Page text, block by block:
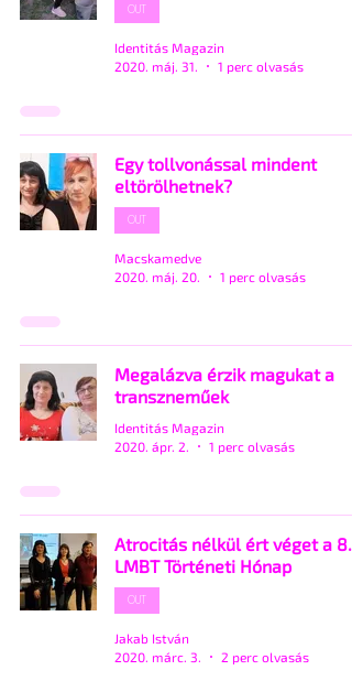
OUT
Identitás Magazin
2020. máj. 31.
1 perc olvasás
Egy tollvonással mindent
eltörölhetnek?
OUT
Macskamedve
2020. máj. 20.
1 perc olvasás
Megalázva érzik magukat a
transzneműek
Identitás Magazin
2020. ápr. 2.
1 perc olvasás
Atrocitás nélkül ért véget a 8.
LMBT Történeti Hónap
OUT
Jakab István
2020. márc. 3.
2 perc olvasás